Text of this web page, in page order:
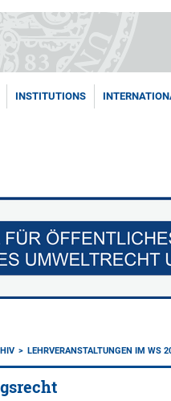
INSTITUTIONS
LEHRVERANSTALTUNGEN IM WS